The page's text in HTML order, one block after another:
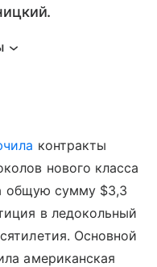
контракты
нового класса
общую сумму $3,3
в ледокольный
Основной
американская